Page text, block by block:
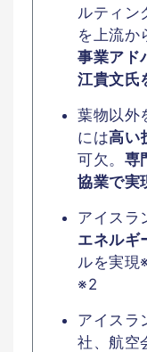
ルティン
を上流か
事業アド
江貴文氏
葉物以外
には高い
可欠。 専
協業で実
アイスラ
エネルギ
ルを実現
※2
アイスラ
社、航空